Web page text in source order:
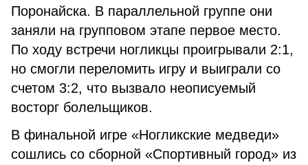
Поронайска. В параллельной группе они
заняли на групповом этапе первое место.
По ходу встречи ногликцы проигрывали 2:1,
но смогли переломить игру и выиграли со
счетом 3:2, что вызвало неописуемый
восторг болельщиков.
В финальной игре «Ногликские медведи»
сошлись со сборной «Спортивный город» из